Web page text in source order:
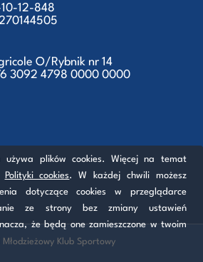
12-848
O/Rybnik nr 14
3092 4798 0000 0000
Klub Sportowy
używa plików cookies. Więcej na temat
Polityki cookies. W każdej chwili możesz
dotyczące cookies w przeglądarce
ze strony bez zmiany ustawień
że będą one zamieszczone w twoim